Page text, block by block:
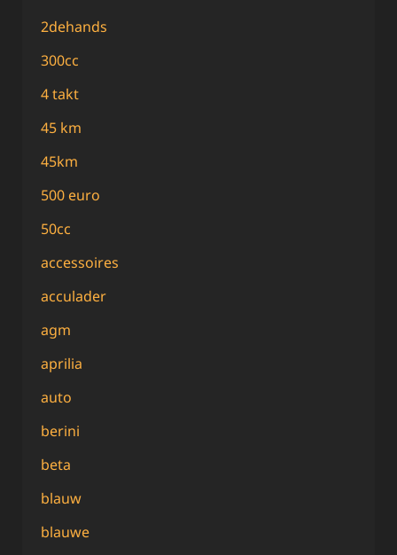
2dehands
300cc
4 takt
45 km
45km
500 euro
50cc
accessoires
acculader
agm
aprilia
auto
berini
beta
blauw
blauwe